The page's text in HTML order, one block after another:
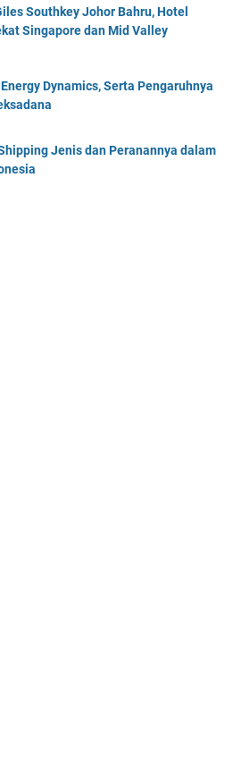
Southkey Johor Bahru, Hotel
Singapore dan Mid Valley
Dynamics, Serta Pengaruhnya
Jenis dan Peranannya dalam